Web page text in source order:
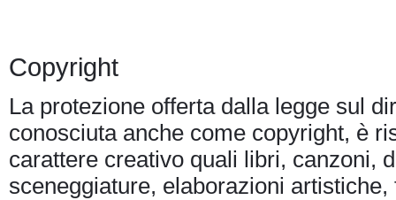
Copyright
La protezione offerta dalla legge sul
conosciuta anche come copyright, è
carattere creativo quali libri, canzoni,
sceneggiature, elaborazioni